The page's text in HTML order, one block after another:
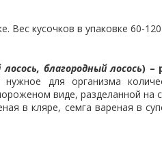
Вес кусочков в упаковке 60-
благородный лосось) –
для организма
виде, разделанной
в кляре, семга вареная в